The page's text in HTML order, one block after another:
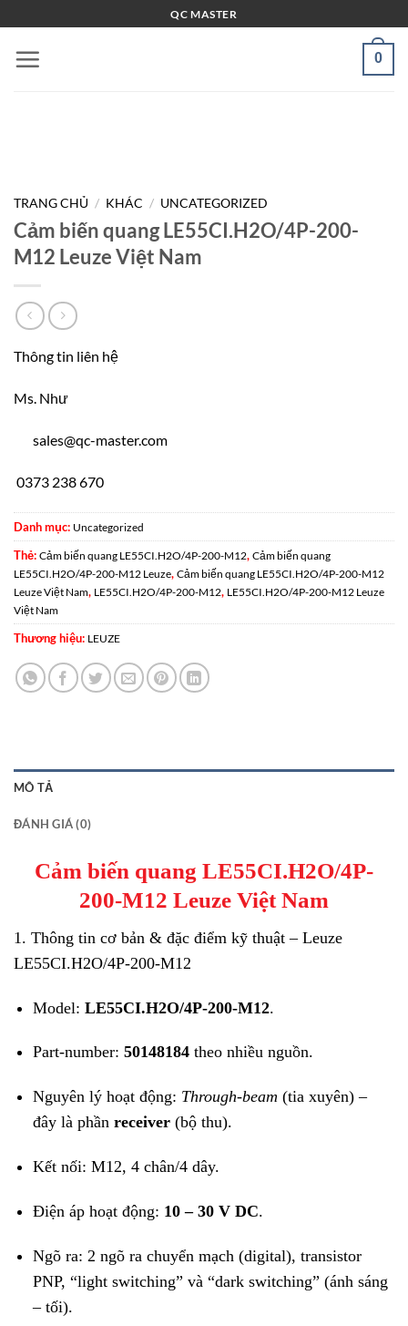
qua
nội
QC MASTER
0
TRANG CHỦ / KHÁC / UNCATEGORIZED
Cảm biến quang LE55CI.H2O/4P-200-
M12 Leuze Việt Nam
Thông tin liên hệ
Ms. Như
sales@qc-master.com
0373 238 670
Danh mục: Uncategorized
Thẻ: Cảm biến quang LE55CI.H2O/4P-200-M12, Cảm biến quang
LE55CI.H2O/4P-200-M12 Leuze, Cảm biến quang LE55CI.H2O/4P-200-M12
Leuze Việt Nam, LE55CI.H2O/4P-200-M12, LE55CI.H2O/4P-200-M12 Leuze
Việt Nam
Thương hiệu: LEUZE
MÔ TẢ
ĐÁNH GIÁ (0)
Cảm biến quang LE55CI.H2O/4P-
200-M12 Leuze Việt Nam
1. Thông tin cơ bản & đặc điểm kỹ thuật – Leuze
LE55CI.H2O/4P-200-M12
Model: LE55CI.H2O/4P-200-M12.
Part-number: 50148184theo nhiều nguồn.
Nguyên lý hoạt động: Through-beam (tia xuyên) –
đây là phần receiver(bộ thu).
Kết nối: M12, 4 chân/4 dây.
Điện áp hoạt động: 10 – 30 V DC.
Ngõ ra: 2 ngõ ra chuyển mạch (digital), transistor
PNP, “light switching” và “dark switching” (ánh sáng
– tối).